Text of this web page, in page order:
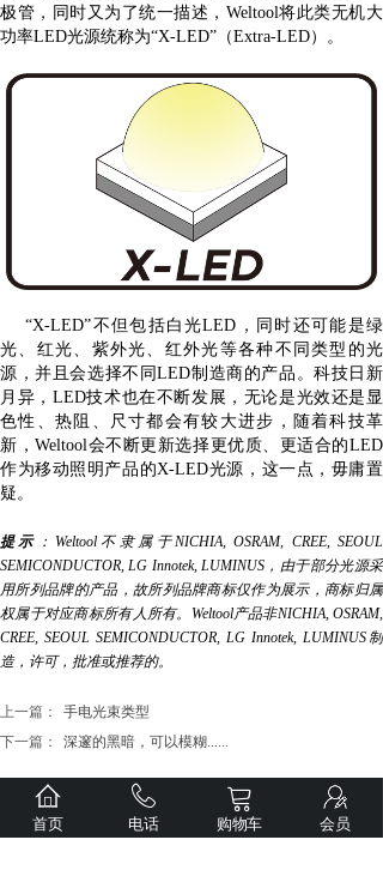
极管，同时又为了统一描述，Weltool将此类无机大
功率LED光源统称为“X-LED”（Extra-LED）。
“X-LED”不但包括白光LED，同时还可能是绿
光、红光、紫外光、红外光等各种不同类型的光
源，并且会选择不同LED制造商的产品。科技日新
月异，LED技术也在不断发展，无论是光效还是显
色性、热阻、尺寸都会有较大进步，随着科技革
新，Weltool会不断更新选择更优质、更适合的LED
作为移动照明产品的X-LED光源，这一点，毋庸置
疑。
提示 ： Weltool不隶属于NICHIA, OSRAM, CREE, SEOUL
SEMICONDUCTOR, LG Innotek, LUMINUS，由于部分光源采
用所列品牌的产品，故所列品牌商标仅作为展示，商标归属
权属于对应商标所有人所有。Weltool产品非NICHIA, OSRAM,
CREE, SEOUL SEMICONDUCTOR, LG Innotek, LUMINUS制
造，许可，批准或推荐的。
上一篇：
手电光束类型
下一篇：
深邃的黑暗，可以模糊......
首页 电话 购物车 会员